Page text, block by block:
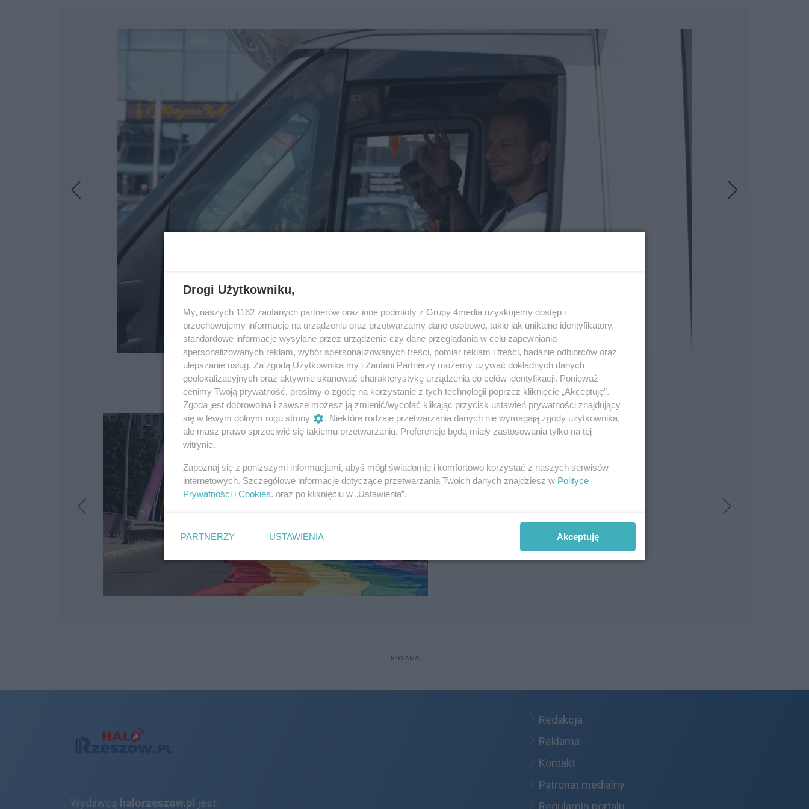
65 / 80
REKLAMA
Wydawcą halorzeszow.pl jest:
Redakcja
Reklama
Kontakt
Patronat medialny
Regulamin portalu
Drogi Użytkowniku,
My, naszych 1162 zaufanych partnerów oraz inne podmioty z Grupy 4media uzyskujemy dostęp i
przechowujemy informacje na urządzeniu oraz przetwarzamy dane osobowe, takie jak unikalne identyfikatory,
standardowe informacje wysyłane przez urządzenie czy dane przeglądania w celu zapewniania
spersonalizowanych reklam, wybór spersonalizowanych treści, pomiar reklam i treści, badanie odbiorców oraz
ulepszanie usług. Za zgodą Użytkownika my i Zaufani Partnerzy możemy używać dokładnych danych
geolokalizacyjnych oraz aktywnie skanować charakterystykę urządzenia do celów identyfikacji. Ponieważ
cenimy Twoją prywatność, prosimy o zgodę na korzystanie z tych technologii poprzez kliknięcie „Akceptuję”.
Zgoda jest dobrowolna i zawsze możesz ją zmienić/wycofać klikając przycisk ustawień prywatności znajdujący
się w lewym dolnym rogu strony
. Niektóre rodzaje przetwarzania danych nie wymagają zgody użytkownika,
ale masz prawo sprzeciwić się takiemu przetwarzaniu. Preferencje będą miały zastosowania tylko na tej
witrynie.
Zapoznaj się z poniższymi informacjami, abyś mógł świadomie i komfortowo korzystać z naszych serwisów
internetowych. Szczegółowe informacje dotyczące przetwarzania Twoich danych znajdziesz w Polityce
Prywatności i Cookies. oraz po kliknięciu w „Ustawienia”.
PARTNERZY USTAWIENIA Akceptuję